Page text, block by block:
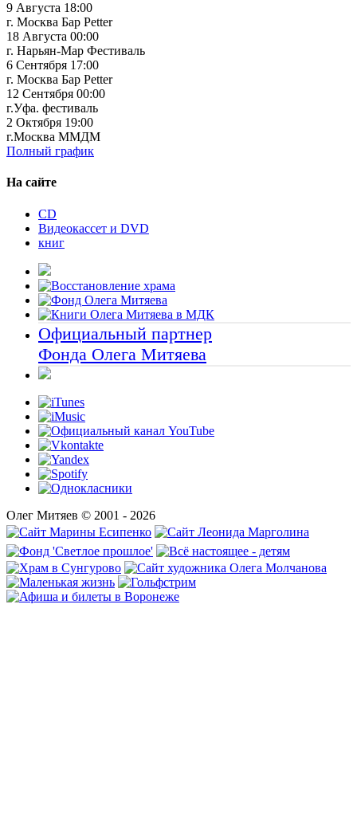
9 Августа 18:00
г. Москва Бар Petter
18 Августа 00:00
г. Нарьян-Мар Фестиваль
6 Сентября 17:00
г. Москва Бар Petter
12 Сентября 00:00
г.Уфа. фестиваль
2 Октября 19:00
г.Москва ММДМ
Полный график
На сайте
CD
Видеокассет и DVD
книг
Официальный партнер
Фонда Олега Митяева
Олег Митяев © 2001 - 2026